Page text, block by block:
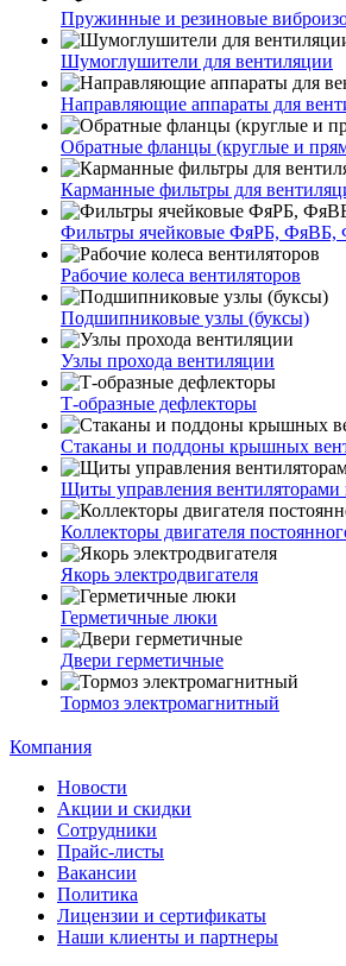
Пружинные и резиновые
Шумоглушители для вентиляции
Направляющие аппараты для
Обратные фланцы (круглые и
Карманные фильтры для
Фильтры ячейковые ФяРБ, ФяВБ,
Рабочие колеса вентиляторов
Подшипниковые узлы (буксы)
Узлы прохода вентиляции
Т-образные дефлекторы
Стаканы и поддоны крышных
Щиты управления вентиляторами
Коллекторы двигателя
Якорь электродвигателя
Герметичные люки
Двери герметичные
Тормоз электромагнитный
Компания
Новости
Акции и скидки
Сотрудники
Прайс-листы
Вакансии
Политика
Лицензии и сертификаты
Наши клиенты и партнеры